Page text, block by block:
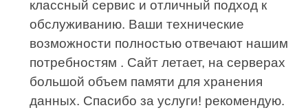
классный сервис и отличный подход к
обслуживанию. Ваши технические
возможности полностью отвечают нашим
потребностям . Сайт летает, на серверах
большой объем памяти для хранения
данных. Спасибо за услуги! рекомендую.